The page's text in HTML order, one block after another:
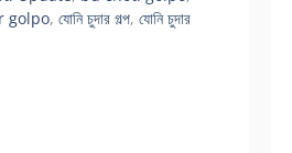
golpo, যোনি চুদার গল্প, যোনি চুদার